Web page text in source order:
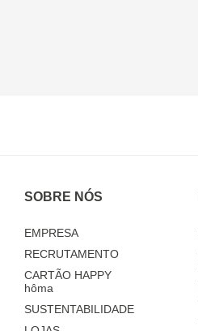
SOBRE NÓS
EMPRESA
RECRUTAMENTO
CARTÃO HAPPY
hôma
SUSTENTABILIDADE